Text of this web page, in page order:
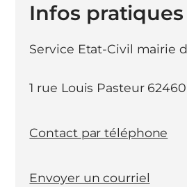
Infos pratiques
Service Etat-Civil mairie
1 rue Louis Pasteur
Contact par téléphone
Envoyer un courriel